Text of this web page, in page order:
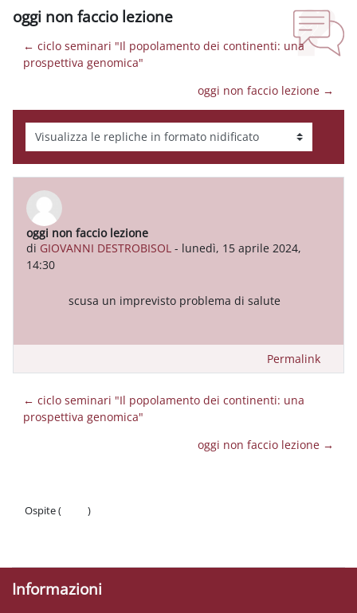
oggi non faccio lezione
← ciclo seminari "Il popolamento dei continenti: una
prospettiva genomica"
oggi non faccio lezione →
Modalità visualizzazione
oggi non faccio lezione
di GIOVANNI DESTROBISOL - lunedì, 15 aprile 2024,
14:30
Numero di risposte: 0
scusa un imprevisto problema di salute
Permalink
← ciclo seminari "Il popolamento dei continenti: una
prospettiva genomica"
oggi non faccio lezione →
Ospite (
)
Informazioni